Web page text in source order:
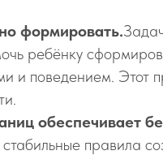
формировать.
ребёнку
и поведением. Этот
обеспечивает
правила